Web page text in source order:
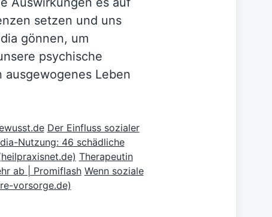
setzen und uns
gönnen, um
psychische
Leben
Der Einfluss sozialer
Nutzung: 46 schädliche
Therapeutin
ab | Promiflash Wenn soziale
vorsorge.de)